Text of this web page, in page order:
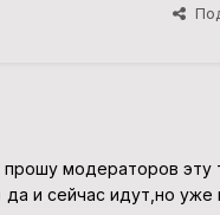
модераторов эту
и сейчас идут,но уже